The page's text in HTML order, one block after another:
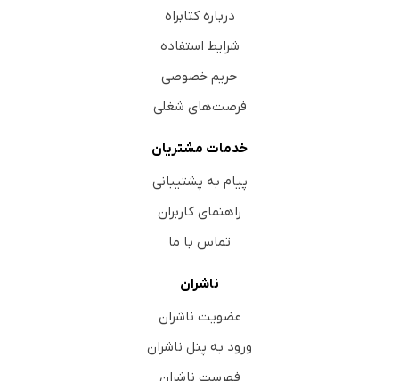
درباره کتابراه
شرایط استفاده
حریم خصوصی
فرصت‌های شغلی
خدمات مشتریان
پیام به پشتیبانی
راهنمای کاربران
تماس با ما
ناشران
عضویت ناشران
ورود به پنل ناشران